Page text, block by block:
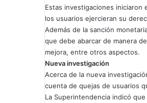
Estas investigaciones iniciaron
los usuarios ejercieran su
Además de la sanción
que debe abarcar de manera
mejora, entre otros aspectos.
Nueva investigación
Acerca de la nueva
cuenta de quejas de usuarios
La Superintendencia indicó